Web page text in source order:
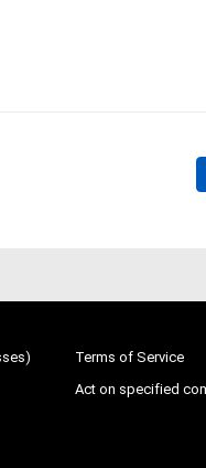
は、本
を受け
する権
・本ア
Terms of Service
Act on specified